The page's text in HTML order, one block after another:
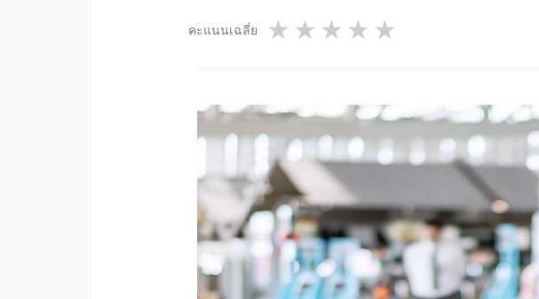
คะแนนเฉลี่ย 4 stars
3 stars
2 stars
1 star